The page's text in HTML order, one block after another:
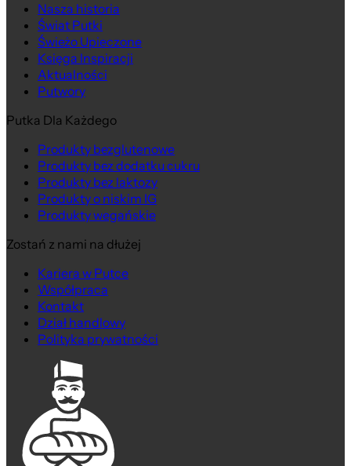
Nasza historia
Świat Putki
Świeżo Upieczone
Księga Inspiracji
Aktualności
Putwory
Putka Dla Każdego
Produkty bezglutenowe
Produkty bez dodatku cukru
Produkty bez laktozy
Produkty o niskim IG
Produkty wegańskie
Zostań z nami na dłużej
Kariera w Putce
Współpraca
Kontakt
Dział handlowy
Polityka prywatności